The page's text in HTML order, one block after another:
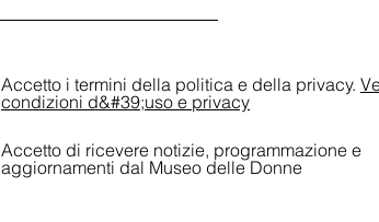
Accetto i termini della politica e della privacy.
condizioni d&#39;uso e privacy
Accetto di ricevere notizie, programmazione e
aggiornamenti dal Museo delle Donne